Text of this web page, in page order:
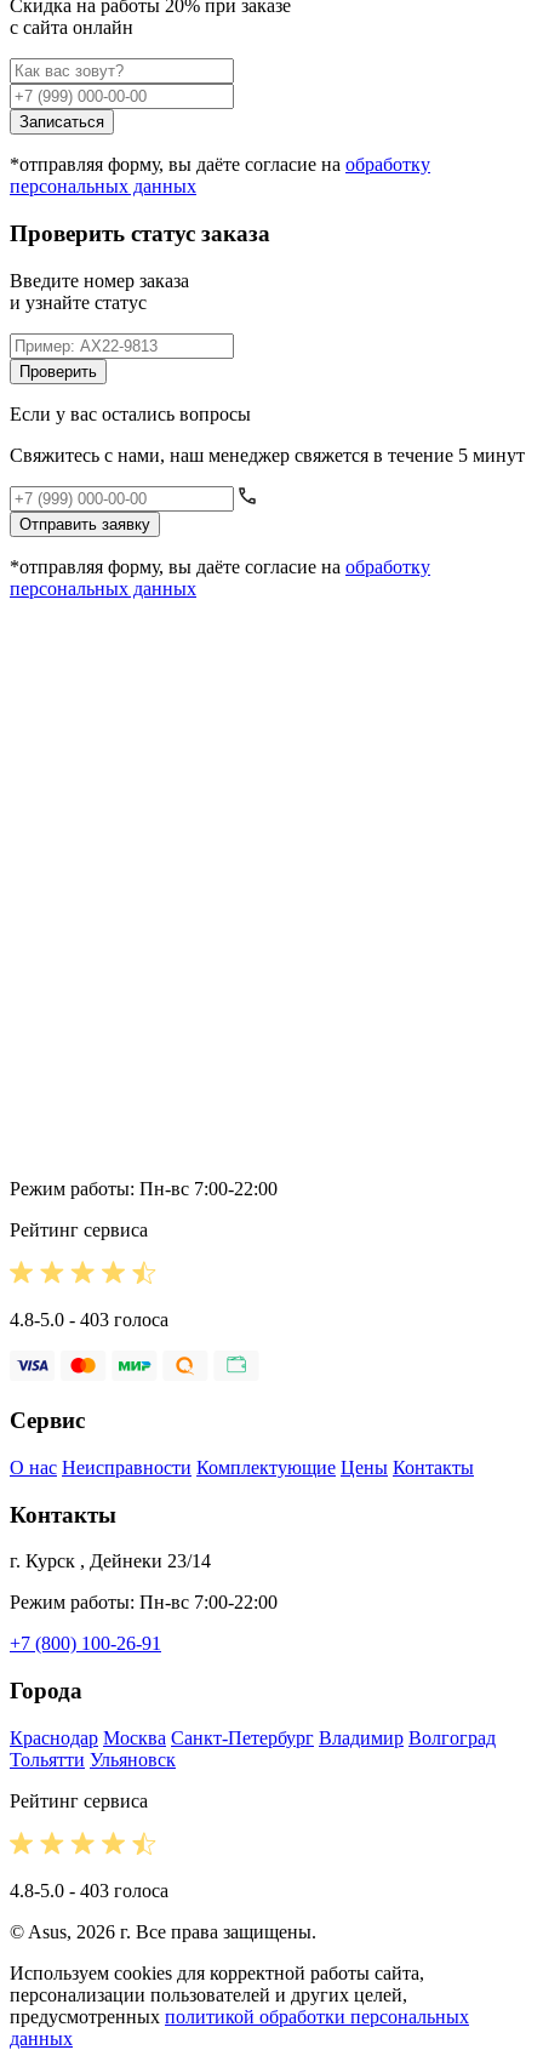
Cкидка на работы 20% при заказе
с сайта онлайн
Записаться
*отправляя форму, вы даёте согласие на обработку
персональных данных
Проверить статус заказа
Введите номер заказа
и узнайте статус
Проверить
Если у вас остались вопросы
Свяжитесь с нами, наш менеджер свяжется в течение 5 минут
Отправить заявку
*отправляя форму, вы даёте согласие на обработку
персональных данных
Режим работы: Пн-вс 7:00-22:00
Рейтинг сервиса
4.8-5.0 - 403 голоса
Сервис
О нас Неисправности Комплектующие Цены Контакты
Контакты
г. Курск , Дейнеки 23/14
Режим работы: Пн-вс 7:00-22:00
+7 (800) 100-26-91
Города
Краснодар Москва Санкт-Петербург Владимир Волгоград
Тольятти Ульяновск
Рейтинг сервиса
4.8-5.0 - 403 голоса
© Asus, 2026 г. Все права защищены.
Используем cookies для корректной работы сайта,
персонализации пользователей и других целей,
предусмотренных политикой обработки персональных
данных